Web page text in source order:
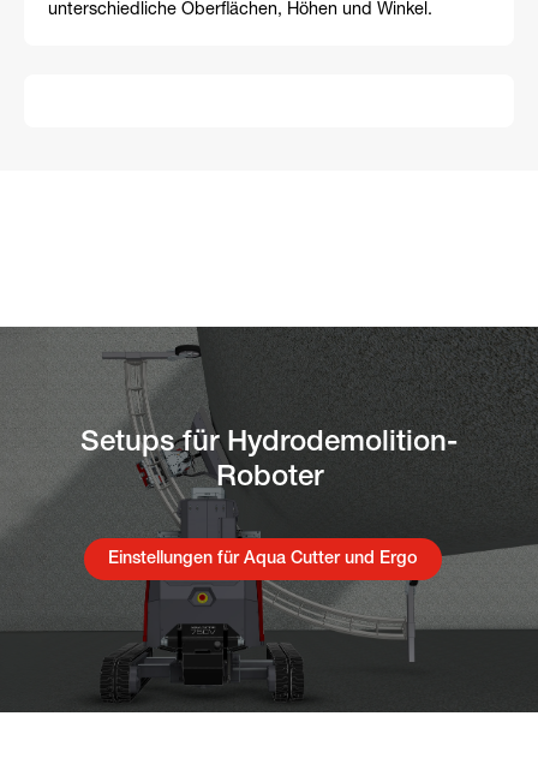
unterschiedliche Oberflächen, Höhen und Winkel.
Setups für Hydrodemolition-
Roboter
Einstellungen für Aqua Cutter und Ergo